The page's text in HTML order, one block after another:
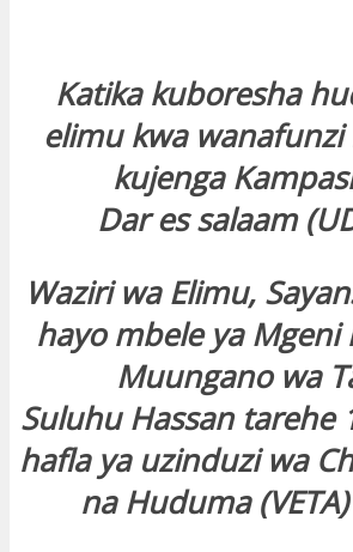
Katika kuboresha
elimu kwa
kujenga
Dar es salaam
Waziri wa Elimu,
hayo mbele ya Mgeni
Muungano wa
Suluhu Hassan tarehe
hafla ya uzinduzi wa
na Huduma